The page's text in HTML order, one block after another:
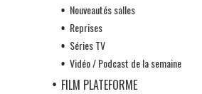
Nouveautés salles
Reprises
Séries TV
Vidéo / Podcast de la semaine
FILM PLATEFORME